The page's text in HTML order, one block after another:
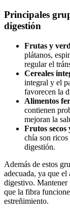
Principales
digestión
Frutas y
plátanos,
regular el
Cereales
integral y el
favorecen la
Alimentos
contienen
mejoran la
Frutos secos
chía son ricos
digestión.
Además de estos
adecuada, ya que
digestivo. Mantener
que la fibra
estreñimiento.